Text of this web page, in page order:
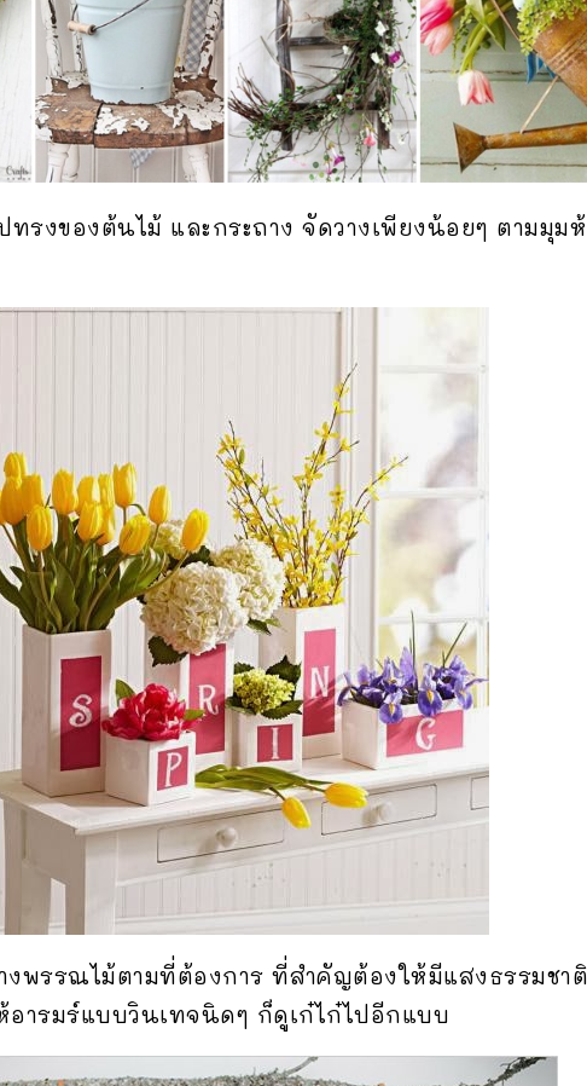
ทรงของต้นไม้ และกระถาง จัดวางเพียงน้อยๆ ตามมุม
งพรรณไม้ตามที่ต้องการ ที่สำคัญต้องให้มีแสงธรรมชา
ารมร์แบบวินเทจนิดๆ ก็ดูเก๋ไก๋ไปอีกแบบ